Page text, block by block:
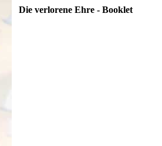
Die verlorene Ehre - Booklet